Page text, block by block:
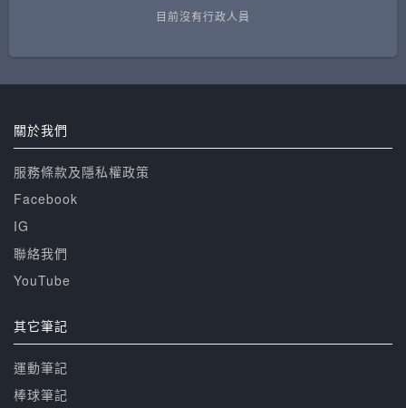
目前沒有行政人員
關於我們
服務條款及隱私權政策
Facebook
IG
聯絡我們
YouTube
其它筆記
運動筆記
棒球筆記